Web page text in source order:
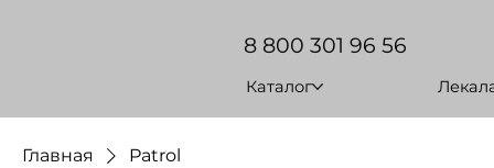
8 800 301 96 56
Каталог
Главная Patrol